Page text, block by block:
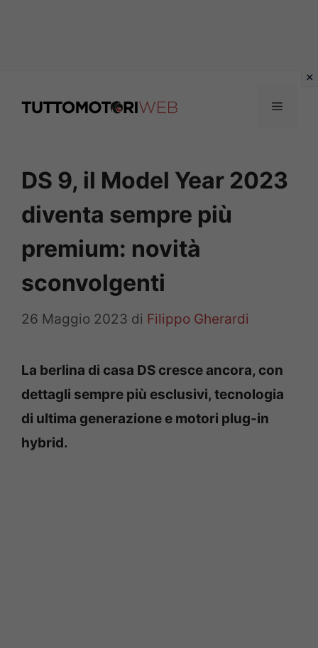
Menu
DS 9, il Model Year 2023
diventa sempre più
premium: novità
sconvolgenti
26 Maggio 2023 di Filippo Gherardi
La berlina di casa DS cresce ancora, con
dettagli sempre più esclusivi, tecnologia
di ultima generazione e motori plug-in
hybrid.